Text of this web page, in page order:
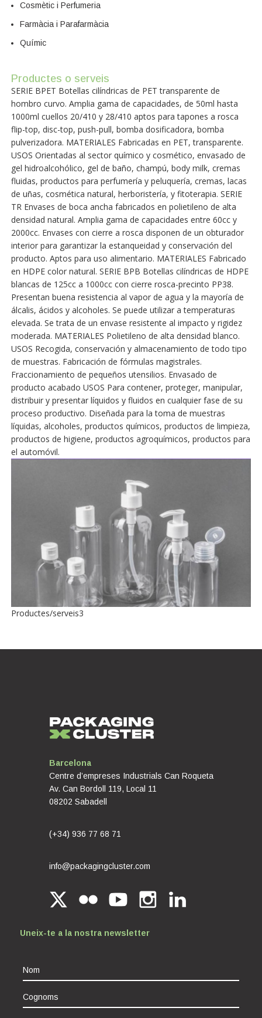
Cosmètic i Perfumeria
Farmàcia i Parafarmàcia
Químic
Productes o serveis
SERIE BPET Botellas cilíndricas de PET transparente de
hombro curvo. Amplia gama de capacidades, de 50ml hasta
1000ml cuellos 20/410 y 28/410 aptos para tapones a rosca
flip-top, disc-top, push-pull, bomba dosificadora, bomba
pulverizadora. MATERIALES Fabricadas en PET, transparente.
USOS Orientadas al sector químico y cosmético, envasado de
gel hidroalcohólico, gel de baño, champú, body milk, cremas
fluidas, productos para perfumería y peluquería, cremas, lacas
de uñas, cosmética natural, herboristería, y fitoterapia. SERIE
TR Envases de boca ancha fabricados en polietileno de alta
densidad natural. Amplia gama de capacidades entre 60cc y
2000cc. Envases con cierre a rosca disponen de un obturador
interior para garantizar la estanqueidad y conservación del
producto. Aptos para uso alimentario. MATERIALES Fabricado
en HDPE color natural. SERIE BPB Botellas cilíndricas de HDPE
blancas de 125cc a 1000cc con cierre rosca-precinto PP38.
Presentan buena resistencia al vapor de agua y la mayoría de
álcalis, ácidos y alcoholes. Se puede utilizar a temperaturas
elevada. Se trata de un envase resistente al impacto y rigidez
moderada. MATERIALES Polietileno de alta densidad blanco.
USOS Recogida, conservación y almacenamiento de todo tipo
de muestras. Fabricación de fórmulas magistrales.
Fraccionamiento de pequeños utensilios. Envasado de
producto acabado USOS Para contener, proteger, manipular,
distribuir y presentar líquidos y fluidos en cualquier fase de su
proceso productivo. Diseñada para la toma de muestras
líquidas, alcoholes, productos químicos, productos de limpieza,
productos de higiene, productos agroquímicos, productos para
el automóvil.
Productes/serveis3
Barcelona
Centre d’empreses Industrials Can Roqueta
Av. Can Bordoll 119, Local 11
08202 Sabadell
(+34) 936 77 68 71
info@packagingcluster.com
Uneix-te a la nostra newsletter